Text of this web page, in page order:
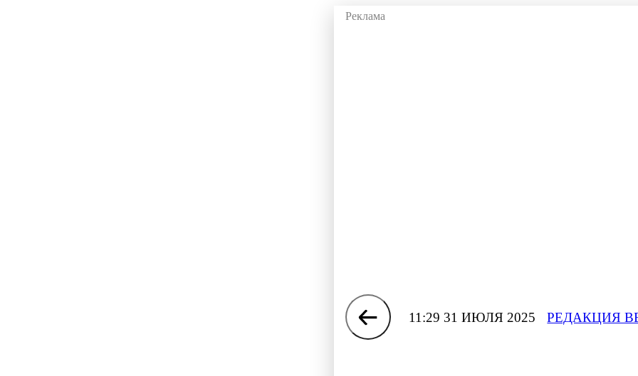
11:29 31 ИЮЛЯ 2025 РЕДАКЦИЯ